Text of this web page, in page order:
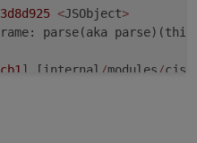
<JSObject>
parse(aka parse)(this
] [internal /modules /cjs
Allocation